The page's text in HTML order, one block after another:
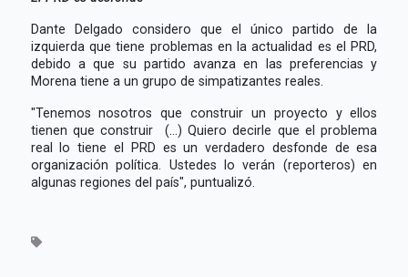
Dante Delgado considero que el único partido de la
izquierda que tiene problemas en la actualidad es el PRD,
debido a que su partido avanza en las preferencias y
Morena tiene a un grupo de simpatizantes reales.
"Tenemos nosotros que construir un proyecto y ellos
tienen que construir (...) Quiero decirle que el problema
real lo tiene el PRD es un verdadero desfonde de esa
organización política. Ustedes lo verán (reporteros) en
algunas regiones del país", puntualizó.